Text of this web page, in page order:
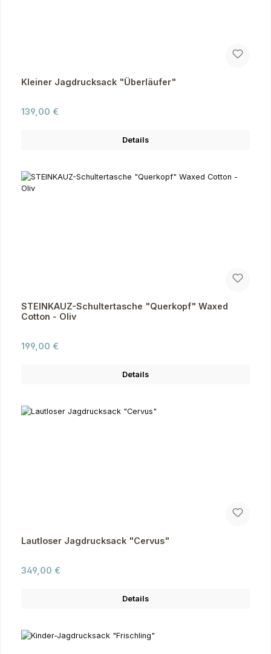
Kleiner Jagdrucksack "Überläufer"
Regulärer Preis:
139,00 €
Details
STEINKAUZ-Schultertasche "Querkopf" Waxed
Cotton - Oliv
Regulärer Preis:
199,00 €
Details
Lautloser Jagdrucksack "Cervus"
Regulärer Preis:
349,00 €
Details